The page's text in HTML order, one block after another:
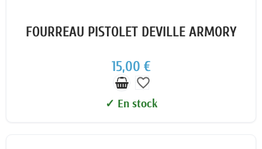
FOURREAU PISTOLET DEVILLE ARMORY
15,00 €
favorite_border
✓ En stock